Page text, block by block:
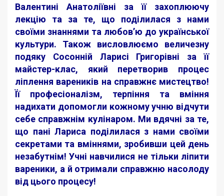
Валентині Анатоліївні за її захоплюючу
лекцію та за те, що поділилася з нами
своїми знаннями та любов’ю до української
культури. Також висловлюємо величезну
подяку Сосонній Ларисі Григорівні за її
майстер-клас, який перетворив процес
ліплення вареників на справжнє мистецтво!
Її професіоналізм, терпіння та вміння
надихати допомогли кожному учню відчути
себе справжнім кулінаром. Ми вдячні за те,
що пані Лариса поділилася з нами своїми
секретами та вміннями, зробивши цей день
незабутнім! Учні навчилися не тільки ліпити
вареники, а й отримали справжню насолоду
від цього процесу!